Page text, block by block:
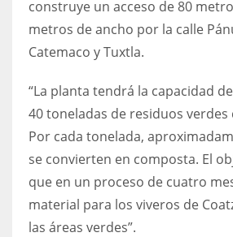
construye un acceso de 80
metros de ancho por la calle
Catemaco y Tuxtla.
“La planta tendrá la capacidad
40 toneladas de residuos
Por cada tonelada,
se convierten en composta. El
que en un proceso de cuatro
material para los viveros de
las áreas verdes”.